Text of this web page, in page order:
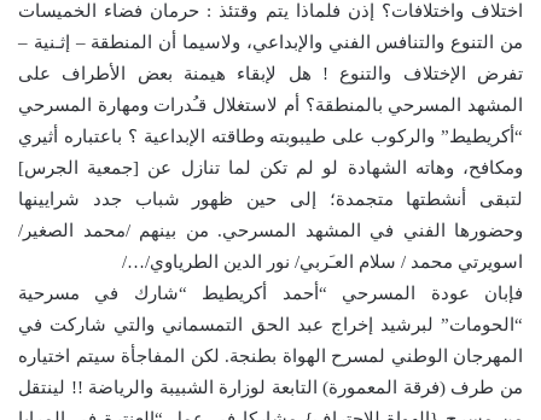
اختلاف واختلافات؟ إذن فلماذا يتم وقتئذ : حرمان فضاء الخميسات
من التنوع والتنافس الفني والإبداعي، ولاسيما أن المنطقة – إثـنية –
تفرض الإختلاف والتنوع ! هل لإبقاء هيمنة بعض الأطراف على
المشهد المسرحي بالمنطقة؟ أم لاستغلال قـُدرات ومهارة المسرحي
“أكريطيط” والركوب على طيبوبته وطاقته الإبداعية ؟ باعتباره أثيري
ومكافح، وهاته الشهادة لو لم تكن لما تنازل عن [جمعية الجرس]
لتبقى أنشطتها متجمدة؛ إلى حين ظهور شباب جدد شرايينها
وحضورها الفني في المشهد المسرحي. من بينهم /محمد الصغير/
اسويرتي محمد / سلام العـَربي/ نور الدين الطرياوي/…/
فإبان عودة المسرحي “أحمد أكريطيط “شارك في مسرحية
“الحومات” لبرشيد إخراج عبد الحق التمسماني والتي شاركت في
المهرجان الوطني لمسرح الهواة بطنجة. لكن المفاجأة سيتم اختياره
من طرف (فرقة المعمورة) التابعة لوزارة الشبيبة والرياضة !! لينتقل